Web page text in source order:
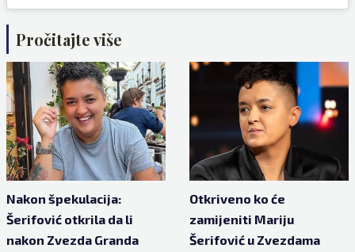
Pročitajte više
Nakon špekulacija:
Šerifović otkrila da li
nakon Zvezda Granda
Otkriveno ko će
zamijeniti Mariju
Šerifović u Zvezdama